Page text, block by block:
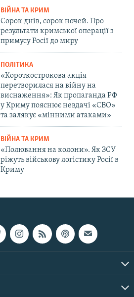
ВІЙНА ТА КРИМ
Сорок днів, сорок ночей. Про
результати кримської операції з
примусу Росії до миру
ПОЛІТИКА
«Короткострокова акція
перетворилася на війну на
виснаження»: Як пропаганда РФ
у Криму пояснює невдачі «СВО»
та залякує «мінними атаками»
ВІЙНА ТА КРИМ
«Полювання на колони». Як ЗСУ
ріжуть військову логістику Росії в
Криму